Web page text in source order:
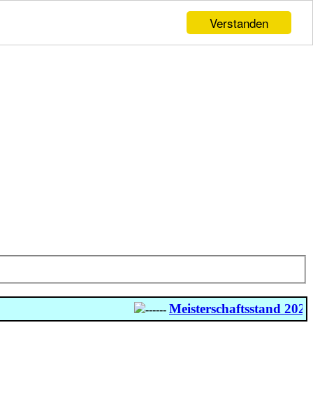
Verstanden
------Meisterschaftsstand 2026---